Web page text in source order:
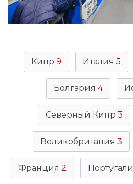
Кипр 9 Италия 5
Болгария 4
Северный Кипр 3
Великобритания 3
Франция 2